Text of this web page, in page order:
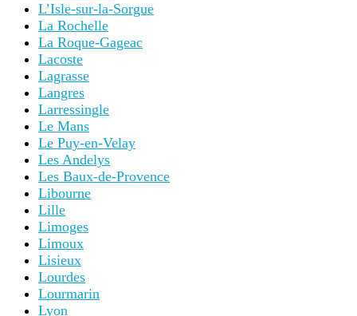
L’Isle-sur-la-Sorgue
La Rochelle
La Roque-Gageac
Lacoste
Lagrasse
Langres
Larressingle
Le Mans
Le Puy-en-Velay
Les Andelys
Les Baux-de-Provence
Libourne
Lille
Limoges
Limoux
Lisieux
Lourdes
Lourmarin
Lyon